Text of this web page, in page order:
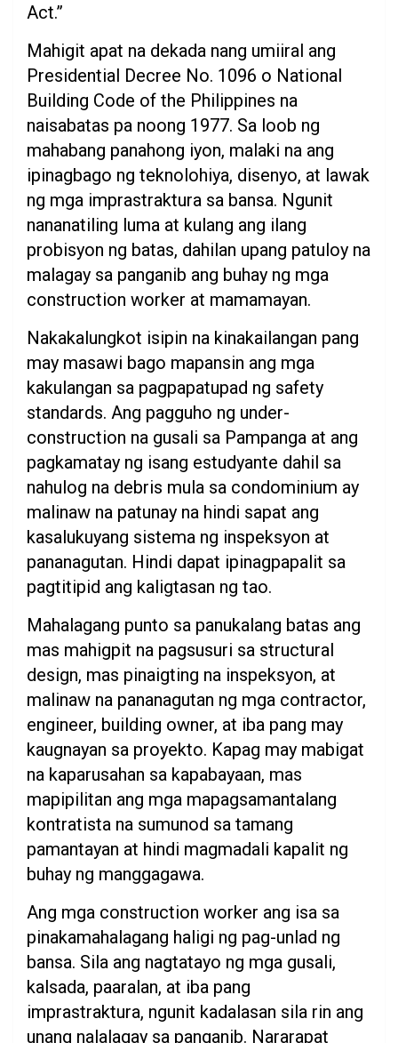
Act.”
Mahigit apat na dekada nang umiiral ang
Presidential Decree No. 1096 o National
Building Code of the Philippines na
naisabatas pa noong 1977. Sa loob ng
mahabang panahong iyon, malaki na ang
ipinagbago ng teknolohiya, disenyo, at lawak
ng mga imprastraktura sa bansa. Ngunit
nananatiling luma at kulang ang ilang
probisyon ng batas, dahilan upang patuloy na
malagay sa panganib ang buhay ng mga
construction worker at mamamayan.
Nakakalungkot isipin na kinakailangan pang
may masawi bago mapansin ang mga
kakulangan sa pagpapatupad ng safety
standards. Ang pagguho ng under-
construction na gusali sa Pampanga at ang
pagkamatay ng isang estudyante dahil sa
nahulog na debris mula sa condominium ay
malinaw na patunay na hindi sapat ang
kasalukuyang sistema ng inspeksyon at
pananagutan. Hindi dapat ipinagpapalit sa
pagtitipid ang kaligtasan ng tao.
Mahalagang punto sa panukalang batas ang
mas mahigpit na pagsusuri sa structural
design, mas pinaigting na inspeksyon, at
malinaw na pananagutan ng mga contractor,
engineer, building owner, at iba pang may
kaugnayan sa proyekto. Kapag may mabigat
na kaparusahan sa kapabayaan, mas
mapipilitan ang mga mapagsamantalang
kontratista na sumunod sa tamang
pamantayan at hindi magmadali kapalit ng
buhay ng manggagawa.
Ang mga construction worker ang isa sa
pinakamahalagang haligi ng pag-unlad ng
bansa. Sila ang nagtatayo ng mga gusali,
kalsada, paaralan, at iba pang
imprastraktura, ngunit kadalasan sila rin ang
unang nalalagay sa panganib. Nararapat